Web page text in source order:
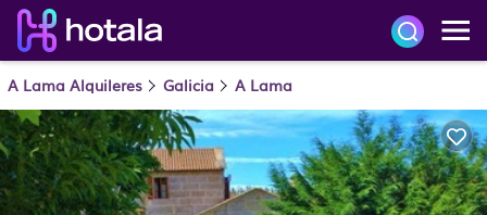
A Lama Alquileres Galicia A Lama